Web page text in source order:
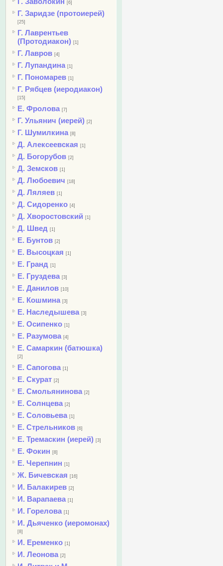
[6]
Г. Заридзе (протоиерей)
[25]
Г. Лаврентьев
(Протодиакон) [1]
Г. Лавров [4]
Г. Лупандина [1]
Г. Пономарев [1]
Г. Рябцев (иеродиакон)
[15]
Е. Фролова [7]
Г. Ульянич (иерей) [2]
Г. Шумилкина [8]
Д. Алексеевская [1]
Д. Богорубов [2]
Д. Земсков [1]
Д. Любоевич [18]
Д. Ляляев [1]
Д. Сидоренко [4]
Д. Хворостовский [1]
Д. Швед [1]
Е. Бунтов [2]
Е. Высоцкая [1]
Е. Гранд [1]
Е. Груздева [3]
Е. Данилов [10]
Е. Кошмина [3]
Е. Наследышева [3]
Е. Осипенко [1]
Е. Разумова [4]
Е. Самаркин (батюшка)
[2]
Е. Сапогова [1]
Е. Скурат [2]
Е. Смольянинова [2]
Е. Солнцева [2]
Е. Соловьева [1]
Е. Стрельников [6]
Е. Тремаскин (иерей) [3]
Е. Фокин [8]
Е. Черепнин [1]
Ж. Бичевская [16]
И. Балакирев [2]
И. Варапаева [1]
И. Горелова [1]
И. Дьяченко (иеромонах)
[8]
И. Еременко [1]
И. Леонова [2]